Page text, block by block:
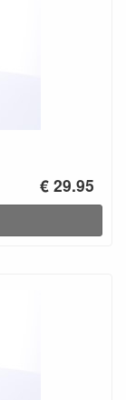
€ 29.95